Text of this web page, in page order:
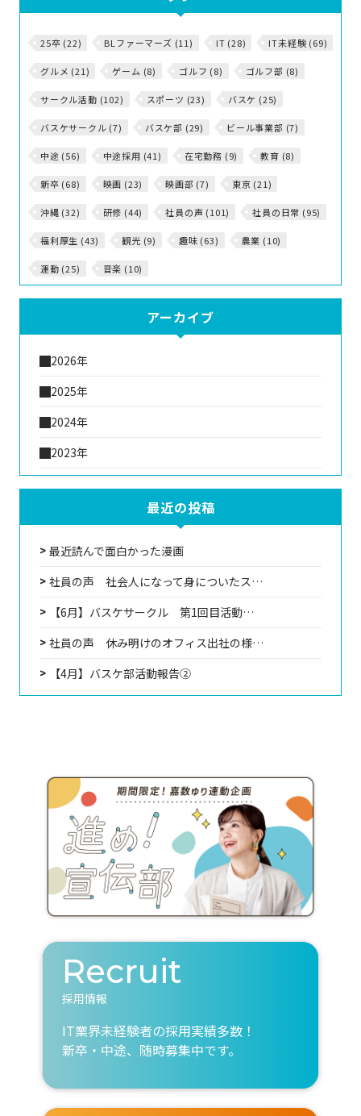
25卒 (22) BLファーマーズ (11) IT (28) IT未経験 (69)
グルメ (21) ゲーム (8) ゴルフ (8) ゴルフ部 (8)
サークル活動 (102) スポーツ (23) バスケ (25)
バスケサークル (7) バスケ部 (29) ビール事業部 (7)
中途 (56) 中途採用 (41) 在宅勤務 (9) 教育 (8)
新卒 (68) 映画 (23) 映画部 (7) 東京 (21)
沖縄 (32) 研修 (44) 社員の声 (101) 社員の日常 (95)
福利厚生 (43) 観光 (9) 趣味 (63) 農業 (10)
運動 (25) 音楽 (10)
アーカイブ
2026年
2025年
2024年
2023年
最近の投稿
最近読んで面白かった漫画
社員の声 社会人になって身についたス…
【6月】バスケサークル 第1回目活動…
社員の声 休み明けのオフィス出社の様…
【4月】バスケ部活動報告②
Recruit
採用情報
IT業界未経験者の採用実績多数！
新卒・中途、随時募集中です。